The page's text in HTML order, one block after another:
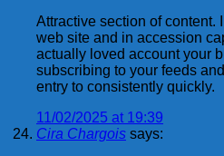
Attractive section of content.
web site and in accession
actually loved account your
subscribing to your feeds
entry to consistently quickly.
11/02/2025 at 19:39
Cira Chargois says: